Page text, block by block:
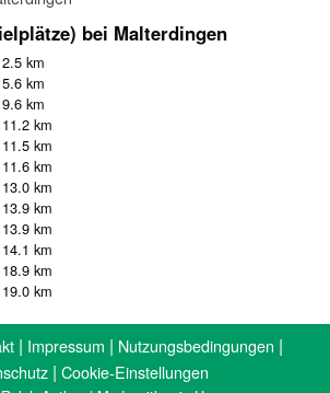
bei Malterdingen
2.5 km
5.6 km
9.6 km
11.2 km
11.5 km
11.6 km
13.0 km
13.9 km
13.9 km
14.1 km
18.9 km
19.0 km
| Impressum | Nutzungsbedingungen |
| Cookie-Einstellungen